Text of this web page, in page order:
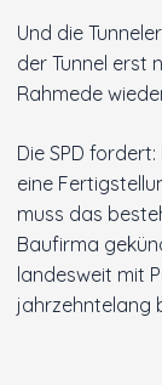
Und die
der Tunnel erst
Rahmede
Die SPD
eine
muss das
Baufirma
landesweit mit
jahrzehntelang